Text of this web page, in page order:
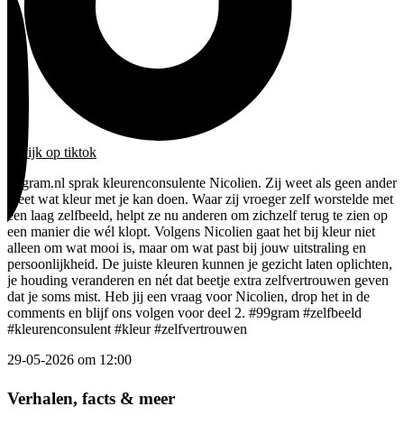
bekijk op tiktok
99gram.nl sprak kleurenconsulente Nicolien. Zij weet als geen ander
weet wat kleur met je kan doen. Waar zij vroeger zelf worstelde met
een laag zelfbeeld, helpt ze nu anderen om zichzelf terug te zien op
een manier die wél klopt. Volgens Nicolien gaat het bij kleur niet
alleen om wat mooi is, maar om wat past bij jouw uitstraling en
persoonlijkheid. De juiste kleuren kunnen je gezicht laten oplichten,
je houding veranderen en nét dat beetje extra zelfvertrouwen geven
dat je soms mist. Heb jij een vraag voor Nicolien, drop het in de
comments en blijf ons volgen voor deel 2. #99gram #zelfbeeld
#kleurenconsulent #kleur #zelfvertrouwen
29-05-2026 om 12:00
2
Verhalen, facts & meer